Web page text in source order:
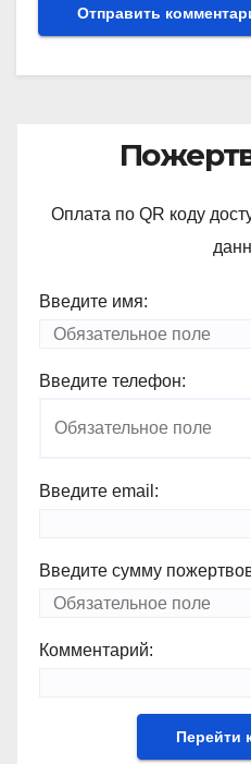
Оплата по QR коду
Введите имя:
Введите телефон:
Введите email:
Введите сумму
Комментарий: